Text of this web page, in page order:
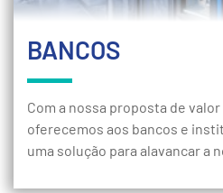
BANCOS
Com a nossa proposta de
oferecemos aos bancos e
uma solução para alavancar a